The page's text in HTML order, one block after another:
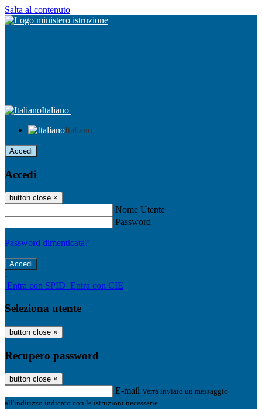
Salta al contenuto
Italiano
Italiano
Accedi
Accedi
button close ×
Nome Utente
Password
Password dimenticata?
-
Entra con SPID Entra con CIE
Seleziona utente
button close ×
Recupero password
button close ×
E-mail Verrà inviato un messaggio
all'indirizzo indicato con le istruzioni necessarie.